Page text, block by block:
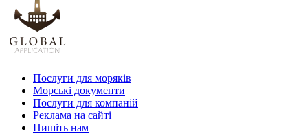
Послуги для моряків
Морські документи
Послуги для компаній
Реклама на сайті
Пишіть нам